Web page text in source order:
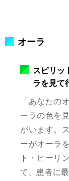
オーラ
スピリッ
ラを見て
「あなたの
ーラの色を
がいます。
ーがオーラ
ト・ヒーリ
て、患者に